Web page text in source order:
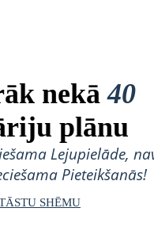
nekā40
plānu
Lejupielāde,
Pieteikšanās!
SHĒMU